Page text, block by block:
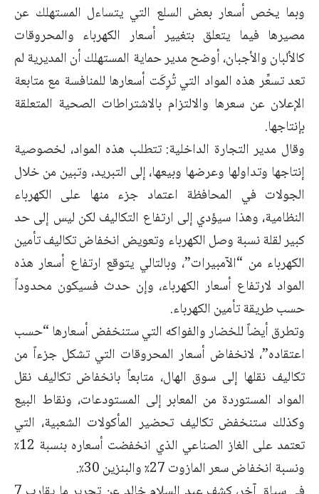
وبما يخص أسعار بعض السلع التي يتساءل المستهلك عن
مصيرها فيما يتعلق بتغيير أسعار الكهرباء والمحروقات
كالألبان والأجبان، أوضح مدير حماية المستهلك أن المديرية لم
تعد تسعِّر هذه المواد التي تُرِكَت أسعارها للمنافسة مع متابعة
الإعلان عن سعرها والالتزام بالاشتراطات الصحية المتعلقة
بإنتاجها.
وقال مدير التجارة الداخلية: تتطلب هذه المواد، لخصوصية
إنتاجها وتداولها وعرضها وبيعها، إلى التبريد، وتبين من خلال
الجولات في المحافظة اعتماد جزء منها على الكهرباء
النظامية، وهذا سيؤدي إلى ارتفاع التكاليف لكن ليس إلى حد
كبير لقلة نسبة وصل الكهرباء وتعويض انخفاض تكاليف تأمين
الكهرباء من “الآمبيرات”، وبالتالي يتوقع ارتفاع أسعار هذه
المواد لارتفاع أسعار الكهرباء، وإن حدث فسيكون محدوداً
حسب طريقة تأمين الكهرباء.
وتطرق أيضاً للخضار والفواكه التي ستنخفض أسعارها “حسب
اعتقاده”، لانخفاض أسعار المحروقات التي تشكل جزءاً من
تكاليف نقلها إلى سوق الهال، متابعاً بانخفاض تكاليف نقل
المواد المستوردة من المعابر إلى المستودعات، ونقاط البيع
وكذلك ستنخفض تكاليف تحضير المأكولات الشعبية، التي
تعتمد على الغاز الصناعي الذي انخفضت أسعاره بنسبة 12٪
ونسبة انخفاض سعر المازوت 27٪ والبنزين 30٪.